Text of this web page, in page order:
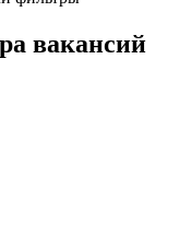
вакансий